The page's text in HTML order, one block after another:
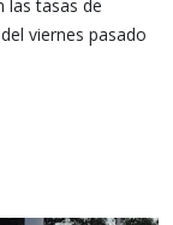
las tasas de
viernes pasado